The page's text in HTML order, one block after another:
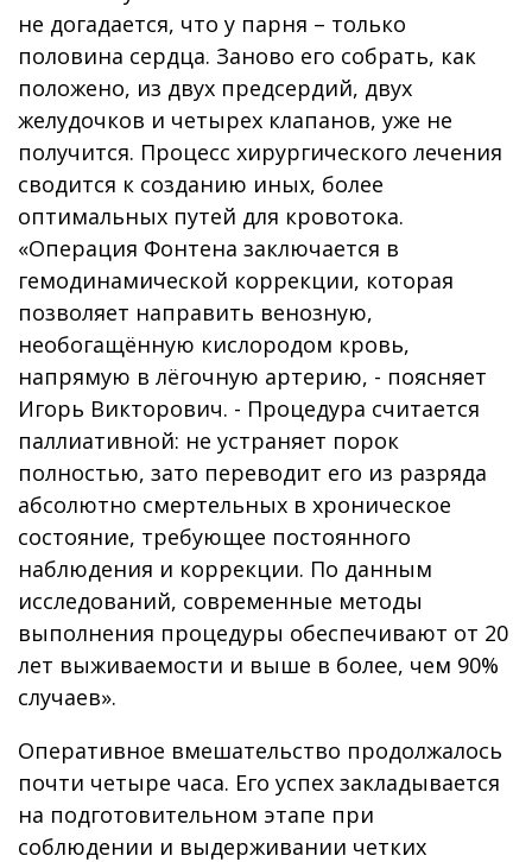
не догадается, что у парня – только
половина сердца. Заново его собрать, как
положено, из двух предсердий, двух
желудочков и четырех клапанов, уже не
получится. Процесс хирургического лечения
сводится к созданию иных, более
оптимальных путей для кровотока.
«Операция Фонтена заключается в
гемодинамической коррекции, которая
позволяет направить венозную,
необогащённую кислородом кровь,
напрямую в лёгочную артерию, - поясняет
Игорь Викторович. - Процедура считается
паллиативной: не устраняет порок
полностью, зато переводит его из разряда
абсолютно смертельных в хроническое
состояние, требующее постоянного
наблюдения и коррекции. По данным
исследований, современные методы
выполнения процедуры обеспечивают от 20
лет выживаемости и выше в более, чем 90%
случаев».
Оперативное вмешательство продолжалось
почти четыре часа. Его успех закладывается
на подготовительном этапе при
соблюдении и выдерживании четких